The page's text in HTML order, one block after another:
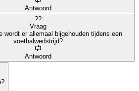
Antwoord
??
Vraag
wordt er allemaal bijgehouden tijdens een
voetbalwedstrijd?
Antwoord